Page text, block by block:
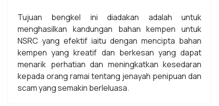
Tujuan bengkel ini diadakan adalah untuk
menghasilkan kandungan bahan kempen untuk
NSRC yang efektif iaitu dengan mencipta bahan
kempen yang kreatif dan berkesan yang dapat
menarik perhatian dan meningkatkan kesedaran
kepada orang ramai tentang jenayah penipuan dan
scam yang semakin berleluasa.